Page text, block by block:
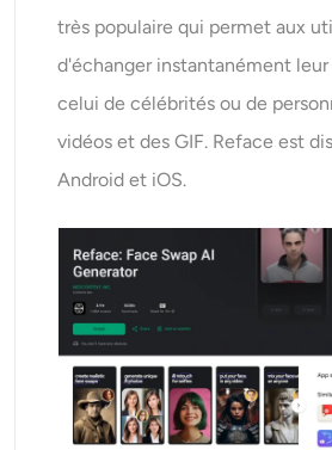
très populaire qui permet aux
d'échanger instantanément leur
celui de célébrités ou de
vidéos et des GIF. Reface est
Android et iOS.